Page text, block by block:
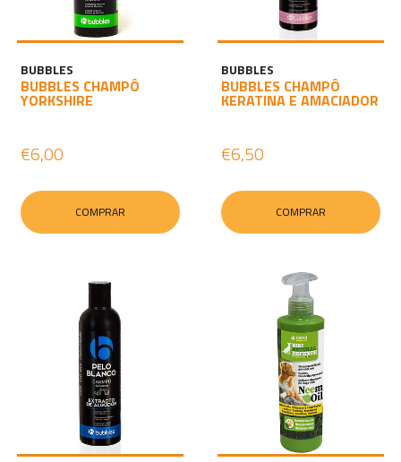
BUBBLES
BUBBLES CHAMPÔ
YORKSHIRE
€6,00
COMPRAR
BUBBLES
BUBBLES CHAMPÔ
KERATINA E AMACIADOR
€6,50
COMPRAR